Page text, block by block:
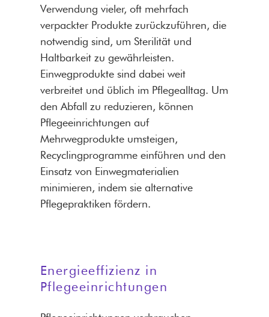
Verwendung vieler, oft mehrfach
verpackter Produkte zurückzuführen, die
notwendig sind, um Sterilität und
Haltbarkeit zu gewährleisten.
Einwegprodukte sind dabei weit
verbreitet und üblich im Pflegealltag. Um
den Abfall zu reduzieren, können
Pflegeeinrichtungen auf
Mehrwegprodukte umsteigen,
Recyclingprogramme einführen und den
Einsatz von Einwegmaterialien
minimieren, indem sie alternative
Pflegepraktiken fördern.
Energieeffizienz in
Pflegeeinrichtungen